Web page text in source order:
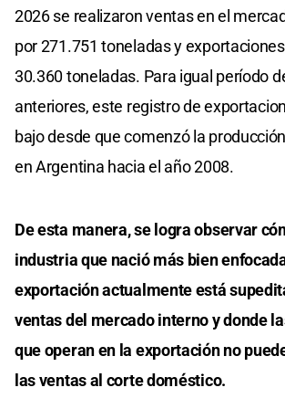
2026 se realizaron ventas en el
por 271.751 toneladas y
30.360 toneladas. Para igual período
anteriores, este registro de
bajo desde que comenzó la
en Argentina hacia el año 2008.
De esta manera, se logra observar
industria que nació más bien
exportación actualmente está
ventas del mercado interno y donde
que operan en la exportación no
las ventas al corte doméstico.